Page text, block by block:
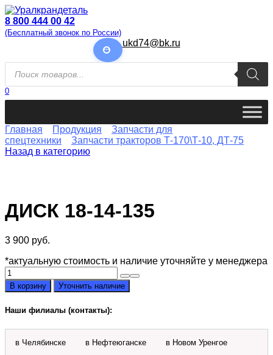
Перейти
к
содержанию
8 800 444 00 42
(Бесплатный звонок по России)
ukd74@bk.ru
Поиск
товаров
0
Главная Продукция
Запчасти для
спецтехники
Запчасти тракторов Т-170\Т-10, ДТ-75
Назад в категорию
ДИСК 18-14-135
3 900 руб.
*актуальную стоимость и наличие уточняйте у менеджера
Количество
товара
Диск
18-
14-
135
В корзину Уточнить наличие
Наши филиалы (контакты):
в Челябинске в Нефтеюганске в Новом Уренгое